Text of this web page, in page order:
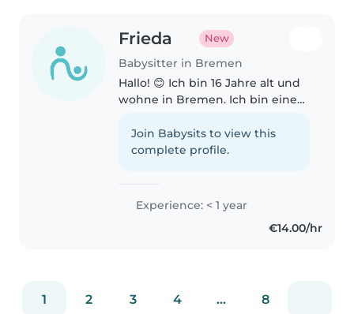
Frieda New
Babysitter in Bremen
Hallo! 😊 Ich bin 16 Jahre alt und
wohne in Bremen. Ich bin eine
freundliche Person und
verbringe gerne Zeit mit
Join Babysits to view this
complete profile.
Experience: < 1 year
€14.00/hr
1 2 3 4 ... 8